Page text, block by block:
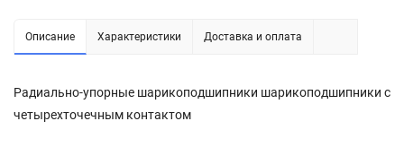
Описание Характеристики Доставка и оплата
Радиально-упорные шарикоподшипники шарикоподшипники с
четырехточечным контактом